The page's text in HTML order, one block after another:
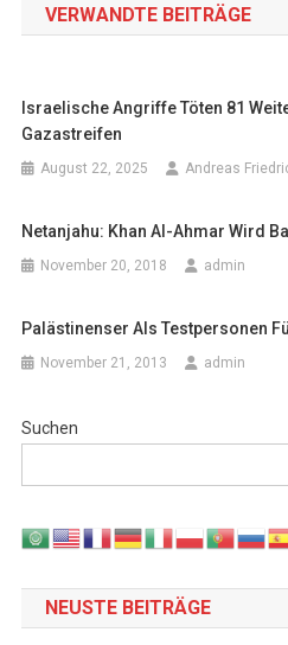
VERWANDTE BEITRÄGE
Israelische Angriffe Töten 81
Gazastreifen
August 22, 2025 Andreas
Netanjahu: Khan Al-Ahmar Wird
November 20, 2018 admin
Palästinenser Als Testpersonen
November 21, 2013 admin
Suchen
NEUSTE BEITRÄGE